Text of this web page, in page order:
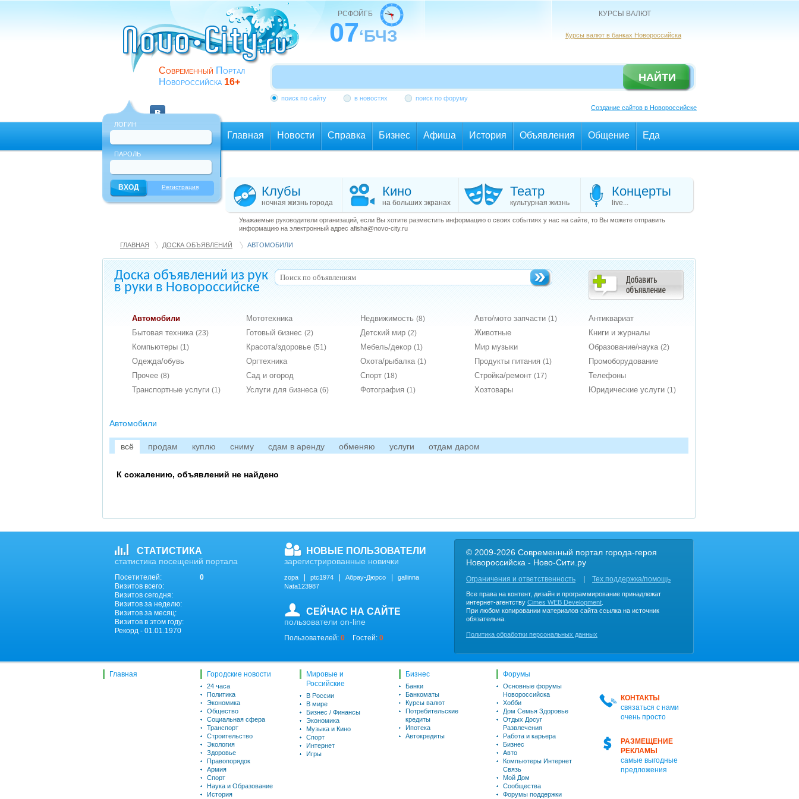
Современный Портал
Новороссийска 16+
РСФОЙГБ
07‘БЧЗ
КУРСЫ ВАЛЮТ
Курсы валют в банках Новороссийска
поиск по сайту в новостях
поиск по форуму
Создание сайтов в Новороссийске
ЛОГИН
ПАРОЛЬ
Регистрация
Главная Новости Справка Бизнес Афиша История Объявления Общение Еда
Клубы
ночная жизнь города
Кино
на больших экранах
Театр
культурная жизнь
Концерты
live...
Уважаемые руководители организаций, если Вы хотите разместить информацию о своих событиях у нас на сайте, то Вы можете отправить
информацию на электронный адрес afisha@novo-city.ru
ГЛАВНАЯ ДОСКА ОБЪЯВЛЕНИЙ АВТОМОБИЛИ
Доска объявлений из рук
в руки в Новороссийске
Автомобили Мототехника Недвижимость (8) Авто/мото запчасти (1)
Антиквариат
Бытовая техника (23) Готовый бизнес (2) Детский мир (2) Животные
Книги и журналы
Компьютеры (1) Красота/здоровье (51) Мебель/декор (1) Мир музыки Образование/наука (2)
Одежда/обувь Оргтехника Охота/рыбалка (1) Продукты питания (1)
Промоборудование
Прочее (8) Сад и огород Спорт (18) Стройка/ремонт (17)
Телефоны
Транспортные услуги (1) Услуги для бизнеса (6) Фотография (1) Хозтовары Юридические услуги (1)
Автомобили
всё продам куплю сниму сдам в аренду обменяю услуги отдам даром
К сожалению, объявлений не найдено
© 2009-2026 Современный портал города-героя
Новороссийска - Ново-Сити.ру
Ограничения и ответственность Тех.поддержка/помощь
Все права на контент, дизайн и программирование принадлежат
интернет-агентству Cimes WEB Development
При любом копировании материалов сайта ссылка на источник
обязательна.
Политика обработки персональных данных
СТАТИСТИКА
статистика посещений портала
Посетителей:
0
Визитов всего:
Визитов сегодня:
Визитов за неделю:
Визитов за месяц:
Визитов в этом году:
Рекорд - 01.01.1970
НОВЫЕ ПОЛЬЗОВАТЕЛИ
зарегистрированные новички
zopa ptc1974 Абрау-Дюрсо
gallinna
Nata123987
СЕЙЧАС НА САЙТЕ
пользователи on-line
Пользователей: 0 Гостей: 0
КОНТАКТЫ
связаться с нами
очень просто
РАЗМЕЩЕНИЕ
РЕКЛАМЫ
самые выгодные
предложения
Главная Городские новости
24 часа
Политика
Экономика
Общество
Социальная сфера
Транспорт
Строительство
Экология
Здоровье
Правопорядок
Армия
Спорт
Наука и Образование
История
Мировые и
Российские
В России
В мире
Бизнес / Финансы
Экономика
Музыка и Кино
Спорт
Интернет
Игры
Бизнес
Банки
Банкоматы
Курсы валют
Потребительские
кредиты
Ипотека
Автокредиты
Форумы
Основные форумы
Новороссийска
Хобби
Дом Семья Здоровье
Отдых Досуг
Развлечения
Работа и карьера
Бизнес
Авто
Компьютеры Интернет
Связь
Мой Дом
Сообщества
Форумы поддержки